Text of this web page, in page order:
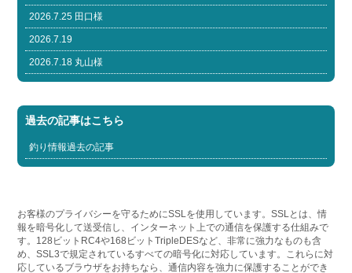
2026.7.25 田口様
2026.7.19
2026.7.18 丸山様
過去の記事はこちら
釣り情報過去の記事
お客様のプライバシーを守るためにSSLを使用しています。SSLとは、情
報を暗号化して送受信し、インターネット上での通信を保護する仕組みで
す。128ビットRC4や168ビットTripleDESなど、非常に強力なものも含
め、SSL3で規定されているすべての暗号化に対応しています。これらに対
応しているブラウザをお持ちなら、通信内容を強力に保護することができ